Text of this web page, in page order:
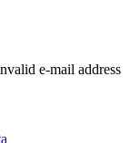
e-mail address